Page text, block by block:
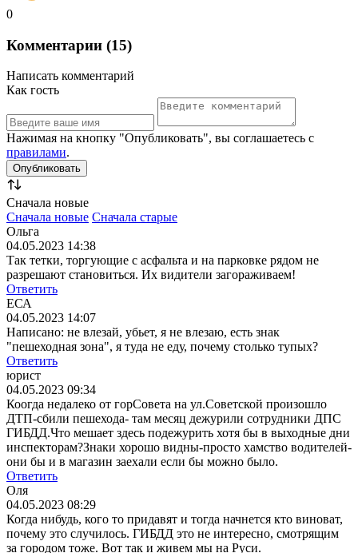
0
Комментарии (15)
Написать комментарий
Как гость
Нажимая на кнопку "Опубликовать", вы соглашаетесь с
правилами.
Сначала новые
Сначала новые Сначала старые
Ольга
04.05.2023 14:38
Так тетки, торгующие с асфальта и на парковке рядом не
разрешают становиться. Их видители загораживаем!
Ответить
ЕСА
04.05.2023 14:07
Написано: не влезай, убьет, я не влезаю, есть знак
"пешеходная зона", я туда не еду, почему столько тупых?
Ответить
юрист
04.05.2023 09:34
Коогда недалеко от горСовета на ул.Советской произошло
ДТП-сбили пешехода- там месяц дежурили сотрудники ДПС
ГИБДД.Что мешает здесь подежурить хотя бы в выходные дни
инспекторам?Знаки хорошо видны-просто хамство водителей-
они бы и в магазин заехали если бы можно было.
Ответить
Оля
04.05.2023 08:29
Когда нибудь, кого то придавят и тогда начнется кто виноват,
почему это случилось. ГИБДД это не интересно, смотрящим
за городом тоже. Вот так и живем мы на Руси.